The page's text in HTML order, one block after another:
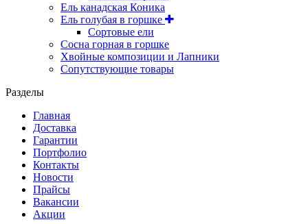
Ель канадская Коника
Ель голубая в горшке
Сортовые ели
Сосна горная в горшке
Хвойные композиции и Лапники
Сопутствующие товары
Разделы
Главная
Доставка
Гарантии
Портфолио
Контакты
Новости
Прайсы
Вакансии
Акции